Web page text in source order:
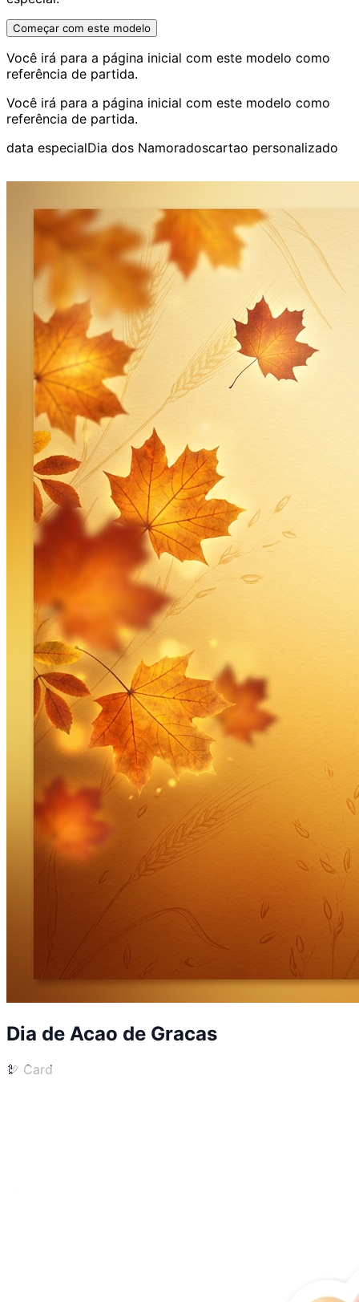
Começar com este modelo
Você irá para a página inicial com este modelo como
referência de partida.
Você irá para a página inicial com este modelo como
referência de partida.
data especialDia dos Namoradoscartao personalizado
Dia de Acao de Gracas
🦃 Card